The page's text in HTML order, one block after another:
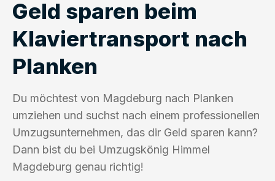
Geld sparen beim
Klaviertransport nach
Planken
Du möchtest von Magdeburg nach Planken
umziehen und suchst nach einem professionellen
Umzugsunternehmen, das dir Geld sparen kann?
Dann bist du bei Umzugskönig Himmel
Magdeburg genau richtig!